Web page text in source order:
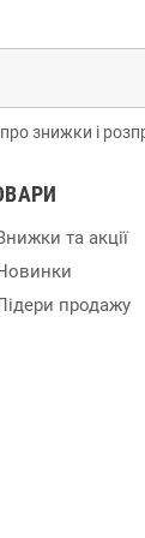
знижки і
та акції
продажу